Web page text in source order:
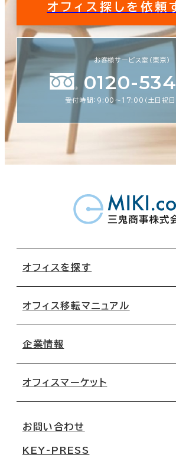
オフィス探しを依頼
お客様サービス室（東京）
0120-
受付時間：9:00〜17:00（土日祝日
オフィスを探す
地図から探す
路線・駅から探す
オフィス移転マニュアル
移転コストシミュレーション
移転スケジュール
オフィス移転Q&A
企業情報
オフィスマーケット
お問い合わせ
KEY-PRESS